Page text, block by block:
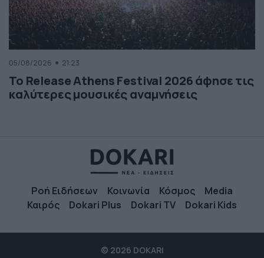
05/08/2026 21:23
Το Release Athens Festival 2026 άφησε τις
καλύτερες μουσικές αναμνήσεις
Ροή Ειδήσεων Κοινωνία Κόσμος
Media
Καιρός
Dokari Plus Dokari TV Dokari Kids
© 2026 DOKARI